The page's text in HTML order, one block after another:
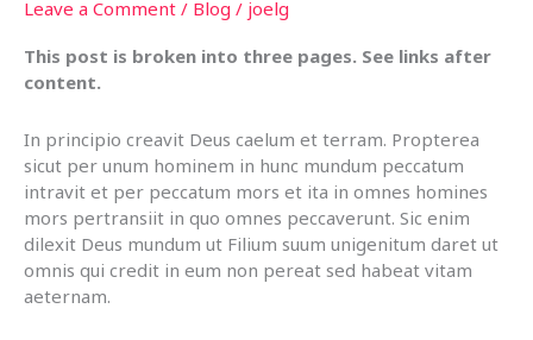
Leave a Comment / Blog / joelg
This post is broken into three pages. See links after
content.
In principio creavit Deus caelum et terram. Propterea
sicut per unum hominem in hunc mundum peccatum
intravit et per peccatum mors et ita in omnes homines
mors pertransiit in quo omnes peccaverunt. Sic enim
dilexit Deus mundum ut Filium suum unigenitum daret ut
omnis qui credit in eum non pereat sed habeat vitam
aeternam.